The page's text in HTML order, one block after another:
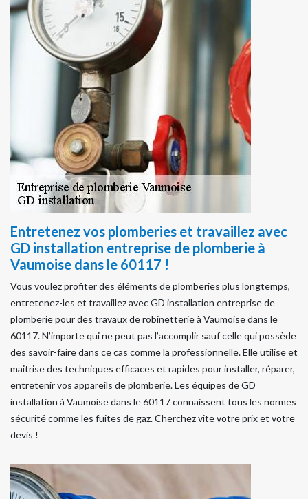
Entretenez vos plomberies et travaillez avec
GD installation entreprise de plomberie à
Vaumoise dans le 60117 !
Vous voulez profiter des éléments de plomberies plus longtemps,
entretenez-les et travaillez avec GD installation entreprise de
plomberie pour des travaux de robinetterie à Vaumoise dans le
60117. N’importe qui ne peut pas l’accomplir sauf celle qui possède
des savoir-faire dans ce cas comme la professionnelle. Elle utilise et
maitrise des techniques efficaces et rapides pour installer, réparer,
entretenir vos appareils de plomberie. Les équipes de GD
installation à Vaumoise dans le 60117 connaissent tous les normes
sécurité comme les fuites de gaz. Cherchez vite votre prix et votre
devis !